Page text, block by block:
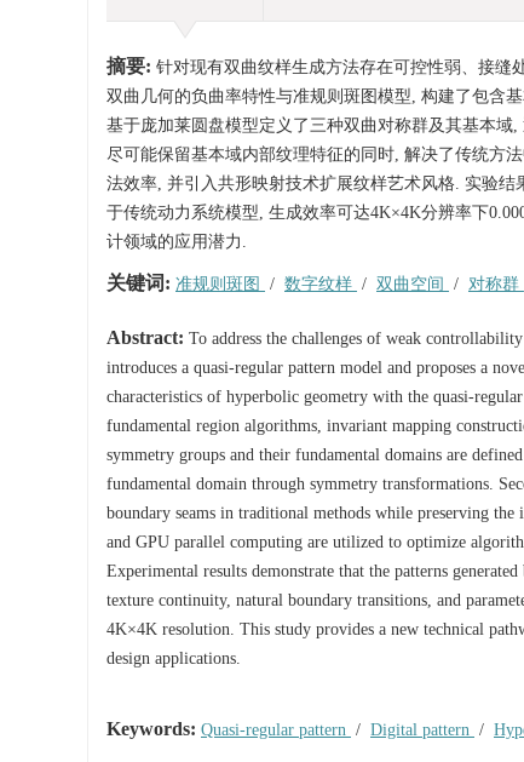
摘要: 针对现有双曲纹样生成方法存在可控性弱、接缝
双曲几何的负曲率特性与准规则斑图模型, 构建了包含
基于庞加莱圆盘模型定义了三种双曲对称群及其基本
尽可能保留基本域内部纹理特征的同时, 解决了传统方
法效率, 并引入共形映射技术扩展纹样艺术风格. 实验
于传统动力系统模型, 生成效率可达4K×4K分辨率下
计领域的应用潜力.
关键词: 准规则斑图 / 数字纹样 / 双曲空间 / 对称群
Abstract: To address the challenges of weak
introduces a quasi-regular pattern model and proposes a
characteristics of hyperbolic geometry with the quasi-
fundamental region algorithms, invariant mapping
symmetry groups and their fundamental domains are
fundamental domain through symmetry transformations.
boundary seams in traditional methods while preserving
and GPU parallel computing are utilized to optimize
Experimental results demonstrate that the patterns
texture continuity, natural boundary transitions, and
4K×4K resolution. This study provides a new technical
design applications.
Keywords: Quasi-regular pattern / Digital pattern /